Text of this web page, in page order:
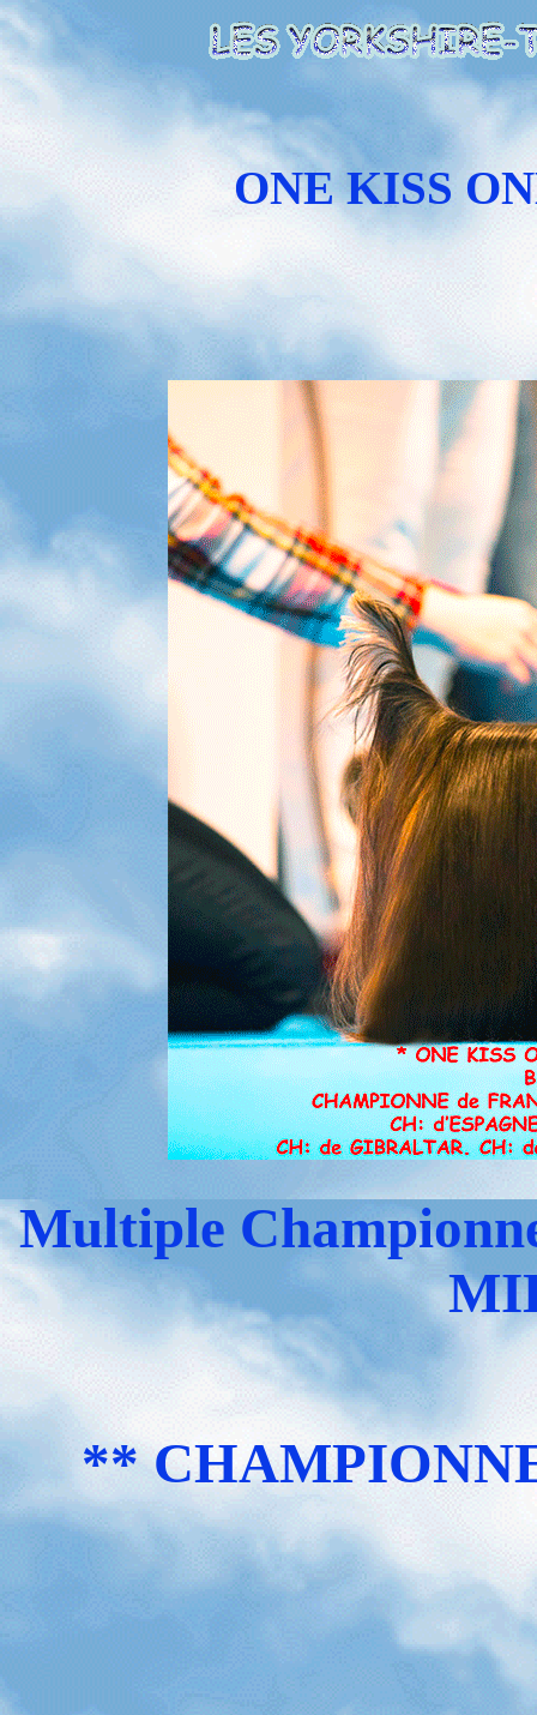
ONE KISS
Multiple
**